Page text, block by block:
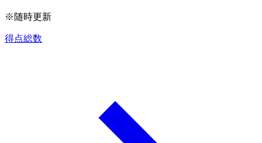
※随時更新
得点総数